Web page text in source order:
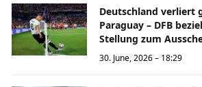
Deutschland verliert
Paraguay – DFB
Stellung zum
bei der
30. June, 2026 – 18:29